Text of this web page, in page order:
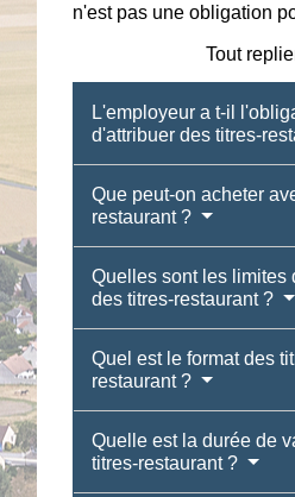
n'est pas une obligation
Tout
L'employeur a t-il
d'attribuer des titres-
Que peut-on acheter
restaurant ?
Quelles sont les limites
des titres-restaurant ?
Quel est le format des
restaurant ?
Quelle est la durée de
titres-restaurant ?